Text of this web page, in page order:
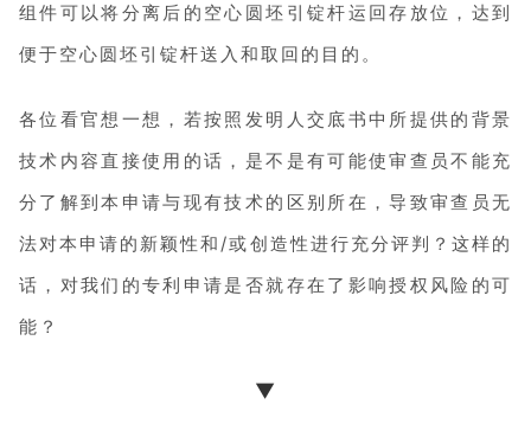
组件可以将分离后的空心圆坯引锭杆运回存放位，达到
便于空心圆坯引锭杆送入和取回的目的。
各位看官想一想，若按照发明人交底书中所提供的背景
技术内容直接使用的话，是不是有可能使审查员不能充
分了解到本申请与现有技术的区别所在，导致审查员无
法对本申请的新颖性和/或创造性进行充分评判？这样的
话，对我们的专利申请是否就存在了影响授权风险的可
能？
▼